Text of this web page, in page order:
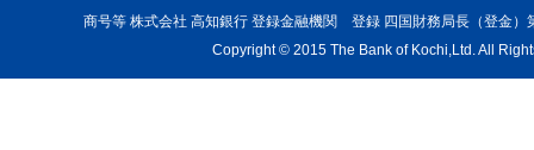
商号等 株式会社 高知銀行 登録金融機関 登録 四国財務局長（登金
Copyright © 2015 The Bank of Kochi,Ltd. All